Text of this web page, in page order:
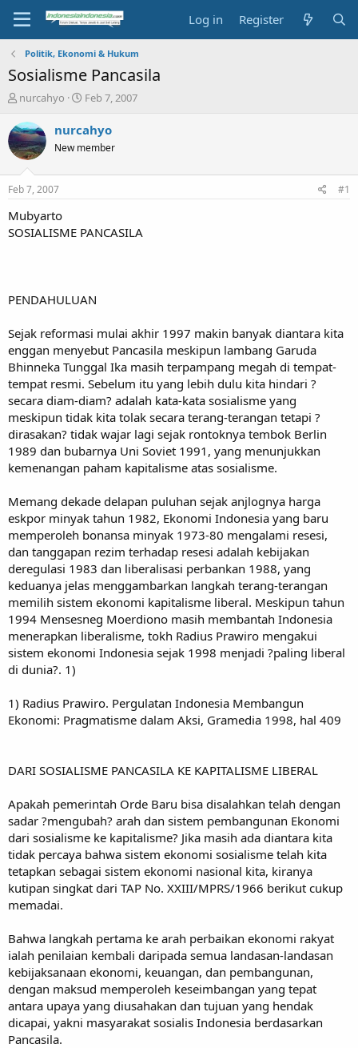
Log in Register
Politik, Ekonomi & Hukum
Sosialisme Pancasila
T
r
e
a
s
t
a
r
t
nurcahyo
S
a
t
Feb 7, 2007
nurcahyo
New member
Feb 7, 2007 #1
Mubyarto
SOSIALISME PANCASILA
PENDAHULUAN
Sejak reformasi mulai akhir 1997 makin banyak diantara kita
enggan menyebut Pancasila meskipun lambang Garuda
Bhinneka Tunggal Ika masih terpampang megah di tempat-
tempat resmi. Sebelum itu yang lebih dulu kita hindari ?
secara diam-diam? adalah kata-kata sosialisme yang
meskipun tidak kita tolak secara terang-terangan tetapi ?
dirasakan? tidak wajar lagi sejak rontoknya tembok Berlin
1989 dan bubarnya Uni Soviet 1991, yang menunjukkan
kemenangan paham kapitalisme atas sosialisme.
Memang dekade delapan puluhan sejak anjlognya harga
eskpor minyak tahun 1982, Ekonomi Indonesia yang baru
memperoleh bonansa minyak 1973-80 mengalami resesi,
dan tanggapan rezim terhadap resesi adalah kebijakan
deregulasi 1983 dan liberalisasi perbankan 1988, yang
keduanya jelas menggambarkan langkah terang-terangan
memilih sistem ekonomi kapitalisme liberal. Meskipun tahun
1994 Mensesneg Moerdiono masih membantah Indonesia
menerapkan liberalisme, tokh Radius Prawiro mengakui
sistem ekonomi Indonesia sejak 1998 menjadi ?paling liberal
di dunia?. 1)
1) Radius Prawiro. Pergulatan Indonesia Membangun
Ekonomi: Pragmatisme dalam Aksi, Gramedia 1998, hal 409
DARI SOSIALISME PANCASILA KE KAPITALISME LIBERAL
Apakah pemerintah Orde Baru bisa disalahkan telah dengan
sadar ?mengubah? arah dan sistem pembangunan Ekonomi
dari sosialisme ke kapitalisme? Jika masih ada diantara kita
tidak percaya bahwa sistem ekonomi sosialisme telah kita
tetapkan sebagai sistem ekonomi nasional kita, kiranya
kutipan singkat dari TAP No. XXIII/MPRS/1966 berikut cukup
memadai.
Bahwa langkah pertama ke arah perbaikan ekonomi rakyat
ialah penilaian kembali daripada semua landasan-landasan
kebijaksanaan ekonomi, keuangan, dan pembangunan,
dengan maksud memperoleh keseimbangan yang tepat
antara upaya yang diusahakan dan tujuan yang hendak
dicapai, yakni masyarakat sosialis Indonesia berdasarkan
Pancasila.